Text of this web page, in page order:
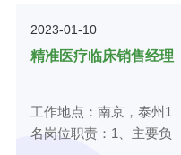
行业市场类职位或产业园
招商工作经验；3、熟悉
业招商的策略方案、执行
方案等；4、具有良好的
场、新客户开发计划；
5、有计划的定期拜访本
期访问情况，随时了解客
户要求；6、负责区域内
搜集客户资源，挖掘客户
需求，完成销售任务；
时反馈；4、收集和理解
市场状态信息和竞争者的
2023-01-10
精准医疗临床销售经理
工作地点：南京，泰州1
名岗位职责：1、主要负